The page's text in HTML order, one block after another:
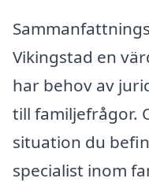
Vikingstad en
har behov av
till familjefrågor.
situation du
specialist inom